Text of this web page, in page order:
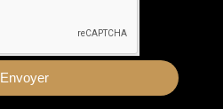
Envoyer